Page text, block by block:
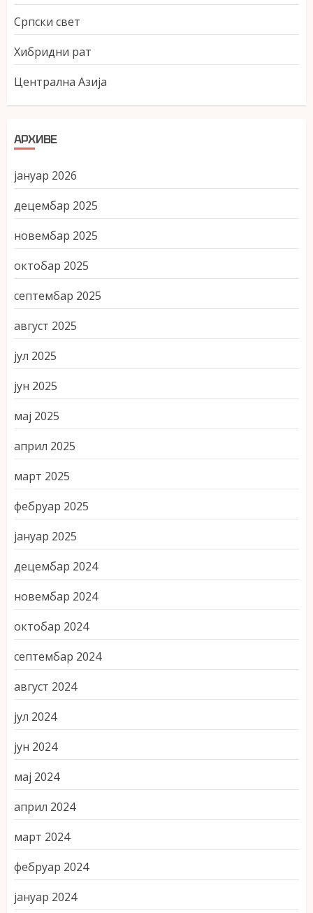
Српски свет
Хибридни рат
Централна Азија
АРХИВЕ
јануар 2026
децембар 2025
новембар 2025
октобар 2025
септембар 2025
август 2025
јул 2025
јун 2025
мај 2025
април 2025
март 2025
фебруар 2025
јануар 2025
децембар 2024
новембар 2024
октобар 2024
септембар 2024
август 2024
јул 2024
јун 2024
мај 2024
април 2024
март 2024
фебруар 2024
јануар 2024